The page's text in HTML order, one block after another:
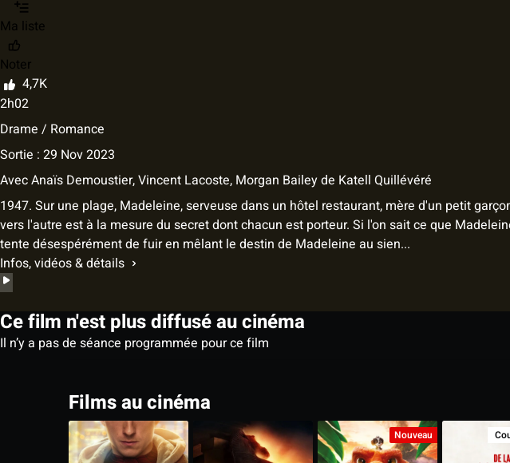
Ma liste
Noter
4,7K
2h02
Drame / Romance
Sortie : 29 Nov 2023
AvecAnaïs Demoustier, Vincent Lacoste, Morgan Baileyde Katell Quillévéré
1947. Sur une plage, Madeleine, serveuse dans un hôtel restaurant, mère d'un petit
vers l'autre est à la mesure du secret dont chacun est porteur. Si l'on sait ce que
tente désespérément de fuir en mêlant le destin de Madeleine au sien...
Infos, vidéos & détails
Ce film n'est plus diffusé au cinéma
Il n’y a pas de séance programmée pour ce film
Films au cinéma
Nouveau